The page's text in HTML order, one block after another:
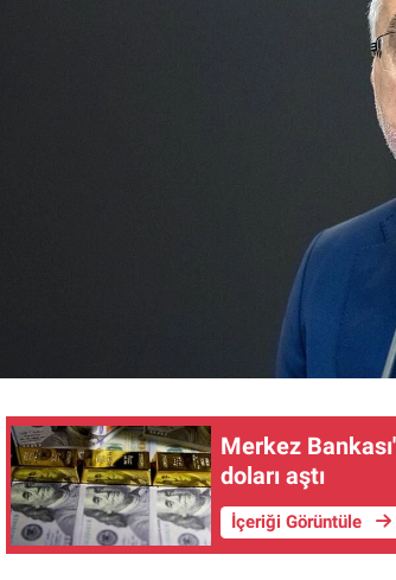
Merkez
doları aştı
İçeriği Görüntüle